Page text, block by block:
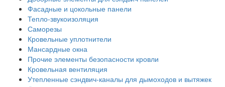
Фасадные и цокольные панели
Тепло-звукоизоляция
Саморезы
Кровельные уплотнители
Мансардные окна
Прочие элементы безопасности кровли
Кровельная вентиляция
Утепленные сэндвич-каналы для дымоходов и вытяжек